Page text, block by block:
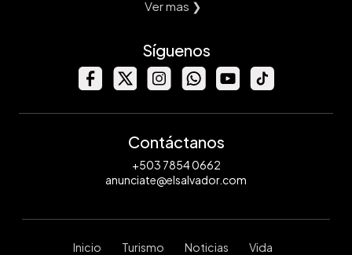
Ver mas ❯
Síguenos
Contáctanos
+503 7854 0662
anunciate@elsalvador.com
Inicio Turismo Noticias Vida